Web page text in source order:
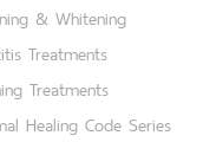
& Whitening
Treatments
Treatments
Healing Code Series